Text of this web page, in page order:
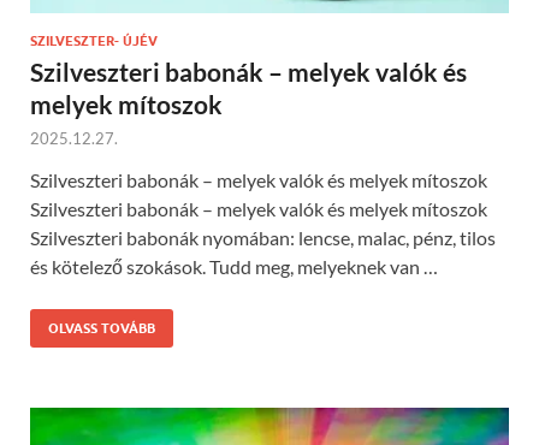
SZILVESZTER- ÚJÉV
Szilveszteri babonák – melyek valók és
melyek mítoszok
2025.12.27.
Szilveszteri babonák – melyek valók és melyek mítoszok
Szilveszteri babonák – melyek valók és melyek mítoszok
Szilveszteri babonák nyomában: lencse, malac, pénz, tilos
és kötelező szokások. Tudd meg, melyeknek van …
OLVASS TOVÁBB